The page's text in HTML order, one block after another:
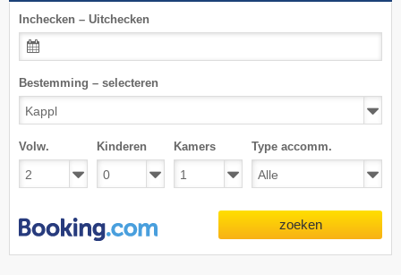
Inchecken – Uitchecken
Bestemming – selecteren
Volw. Kinderen Kamers Type accomm.
zoeken